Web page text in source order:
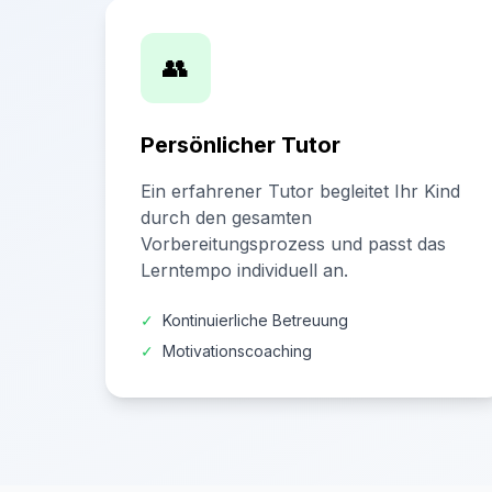
👥
Persönlicher Tutor
Ein erfahrener Tutor begleitet Ihr Kind
durch den gesamten
Vorbereitungsprozess und passt das
Lerntempo individuell an.
✓ Kontinuierliche Betreuung
✓ Motivationscoaching